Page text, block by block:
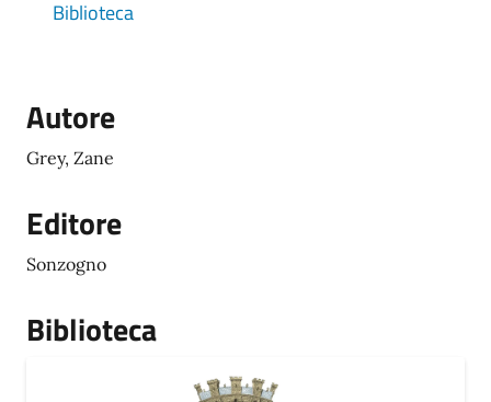
Biblioteca
Autore
Grey, Zane
Editore
Sonzogno
Biblioteca